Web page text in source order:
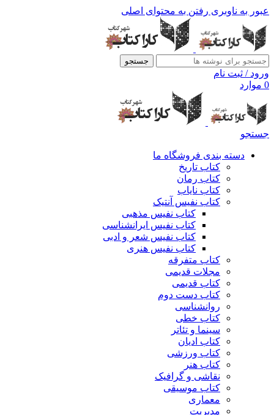
عبور به ناوبری رفتن به محتوای اصلی
جستجو
ورود / ثبت نام
0 موارد
جستجو
دسته بندی فروشگاه ما
کتاب تاریخ
کتاب رمان
کتاب نایاب
کتاب نفیس آنتیک
کتاب نفیس مذهبی
کتاب نفیس ایرانشناسی
کتاب نفیس شعر و ادبی
کتاب نفیس هنری
کتاب متفرقه
مجلات قدیمی
کتاب قدیمی
کتاب دست دوم
روانشناسی
کتاب خطی
سینما و تئاتر
کتاب ادیان
کتاب ورزشی
کتاب هنر
نقاشی و گرافیک
کتاب موسیقی
معماری
مدیریت